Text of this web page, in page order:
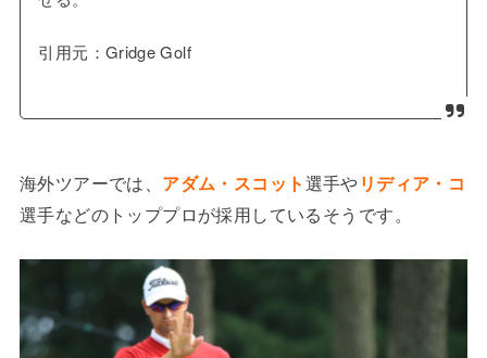
引用元：Gridge Golf
海外ツアーでは、 アダム・スコット選手やリディア・コ
選手などのトッププロが採用しているそうです。